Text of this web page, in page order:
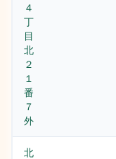
４
丁
目
北
２
１
番
７
外
北